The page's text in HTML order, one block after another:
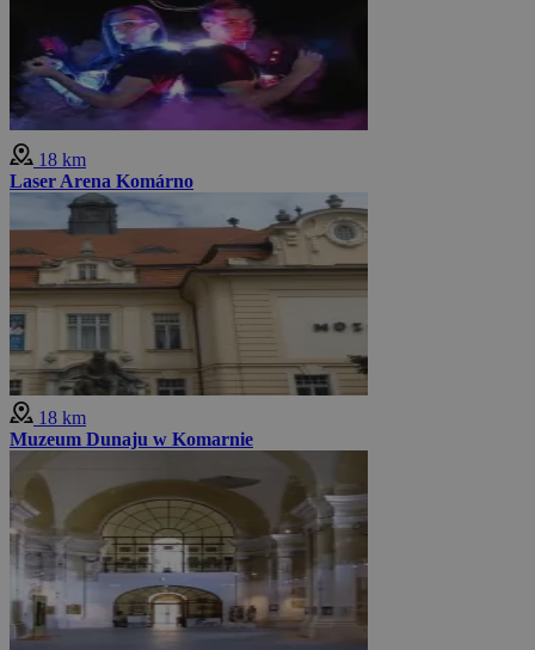
18 km
Laser Arena Komárno
18 km
Muzeum Dunaju w Komarnie